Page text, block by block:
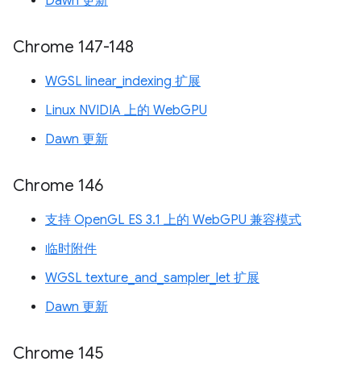
Chrome 147-148
WGSL linear_indexing 扩展
Linux NVIDIA 上的 WebGPU
Dawn 更新
Chrome 146
支持 OpenGL ES 3.1 上的 WebGPU 兼容模式
临时附件
WGSL texture_and_sampler_let 扩展
Dawn 更新
Chrome 145